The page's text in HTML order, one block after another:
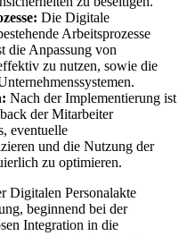
Die Digitale
Arbeitsprozesse
die Anpassung von
zu nutzen, sowie die
Nach der Implementierung ist
der Mitarbeiter
eventuelle
und die Nutzung der
zu optimieren.
Digitalen Personalakte
beginnend bei der
Integration in die